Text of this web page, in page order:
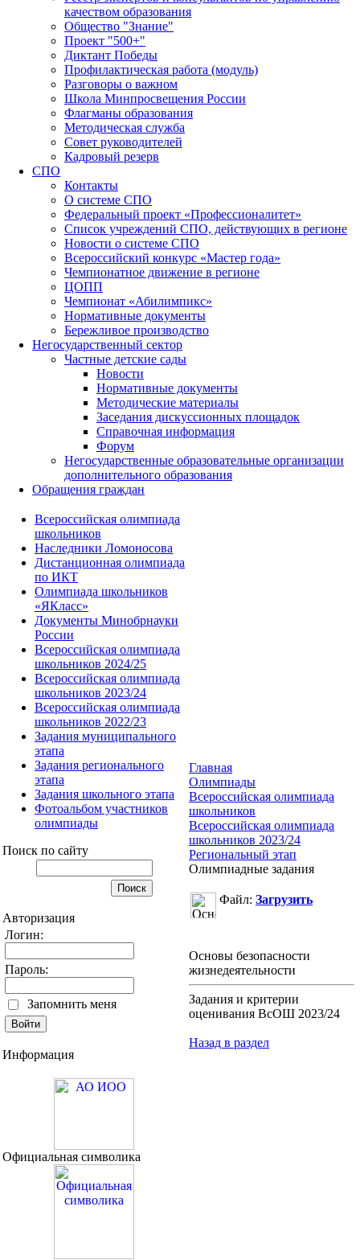
качеством образования
Общество "Знание"
Проект "500+"
Диктант Победы
Профилактическая работа (модуль)
Разговоры о важном
Школа Минпросвещения России
Флагманы образования
Методическая служба
Совет руководителей
Кадровый резерв
СПО
Контакты
О системе СПО
Федеральный проект «Профессионалитет»
Список учреждений СПО, действующих в регионе
Новости о системе СПО
Всероссийский конкурс «Мастер года»
Чемпионатное движение в регионе
ЦОПП
Чемпионат «Абилимпикс»
Нормативные документы
Бережливое производство
Негосударственный сектор
Частные детские сады
Новости
Нормативные документы
Методические материалы
Заседания дискуссионных площадок
Справочная информация
Форум
Негосударственные образовательные организации
дополнительного образования
Обращения граждан
Всероссийская олимпиада
школьников
Наследники Ломоносова
Дистанционная олимпиада
по ИКТ
Олимпиада школьников
«ЯКласс»
Документы Минобрнауки
России
Всероссийская олимпиада
школьников 2024/25
Всероссийская олимпиада
школьников 2023/24
Всероссийская олимпиада
школьников 2022/23
Задания муниципального
этапа
Задания регионального
этапа
Задания школьного этапа
Фотоальбом участников
олимпиады
Поиск по сайту
Авторизация
Логин:
Пароль:
Запомнить меня
Информация
Официальная символика
Главная
Олимпиады
Всероссийская олимпиада
школьников
Всероссийская олимпиада
школьников 2023/24
Региональный этап
Олимпиадные задания
Файл: Загрузить
Основы безопасности
жизнедеятельности
Задания и критерии
оценивания ВсОШ 2023/24
Назад в раздел